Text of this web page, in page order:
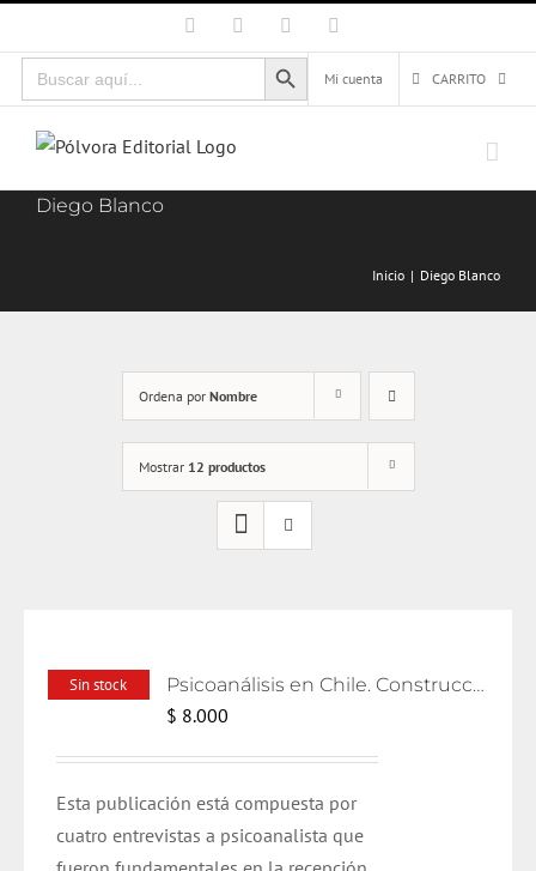
al
contenido
Facebook Instagram
Buscar:
Botón de búsqueda
Mi cuenta
CARRITO
Diego Blanco
Inicio Diego Blanco
Ordena por Nombre
Mostrar 12 productos
Sin stock Psicoanálisis en Chile. Construcciones y relatos
$ 8.000
Esta publicación está compuesta por
cuatro entrevistas a psicoanalista que